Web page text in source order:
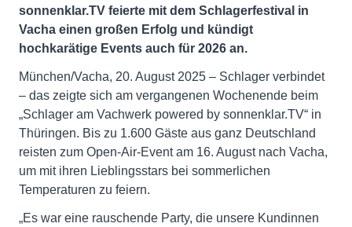
sonnenklar.TV feierte mit dem Schlagerfestival in
Vacha einen großen Erfolg und kündigt
hochkarätige Events auch für 2026 an.
München/Vacha, 20. August 2025 – Schlager verbindet
– das zeigte sich am vergangenen Wochenende beim
„Schlager am Vachwerk powered by sonnenklar.TV“ in
Thüringen. Bis zu 1.600 Gäste aus ganz Deutschland
reisten zum Open-Air-Event am 16. August nach Vacha,
um mit ihren Lieblingsstars bei sommerlichen
Temperaturen zu feiern.
„Es war eine rauschende Party, die unsere Kundinnen